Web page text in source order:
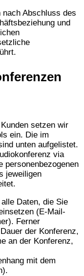
nach Abschluss des
und
setzen wir
ein. Die im
unten aufgelistet.
via
personenbezogenen
jeweiligen
Daten, die Sie
(E-Mail-
Ferner
der Konferenz,
an der Konferenz,
mit dem